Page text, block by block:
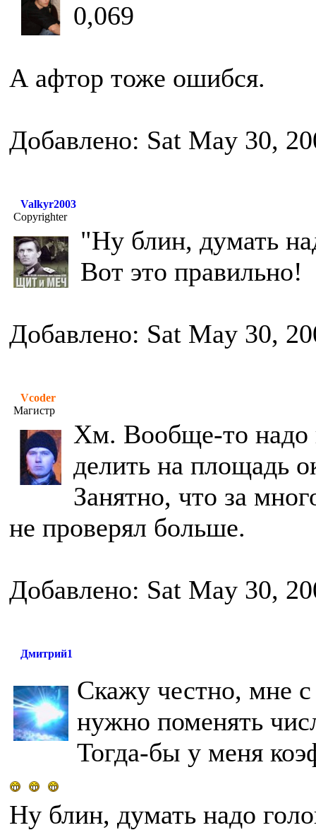
0,069
А афтор тоже ошибся.
Добавлено: Sat May 30,
Valkyr2003
Copyrighter
"Ну блин, думать
Вот это правильно!
Добавлено: Sat May 30,
Vcoder
Магистр
Хм. Вообще-то надо
делить на площадь
Занятно, что за
не проверял больше.
Добавлено: Sat May 30,
Дмитрий1
Скажу честно, мне с
нужно поменять
Тогда-бы у меня
Ну блин, думать надо